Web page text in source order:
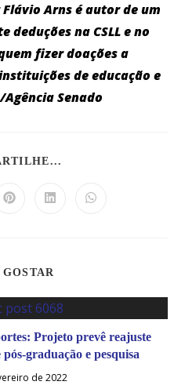
Arns é autor de um
na CSLL e no
fizer doações a
de educação e
Senado
Projeto prevê reajuste
graduação e pesquisa
de 2022